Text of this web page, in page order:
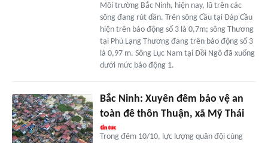
Môi trường Bắc Ninh, hiện nay, lũ trên các
sông đang rút dần. Trên sông Cầu tại Đáp Cầu
hiện trên báo động số 3 là 0,7m; sông Thương
tại Phủ Lạng Thương đang trên báo động số 3
là 0,97 m. Sông Lục Nam tại Đồi Ngô đã xuống
dưới mức báo động 1.
Bắc Ninh: Xuyên đêm bảo vệ an
toàn đê thôn Thuận, xã Mỹ Thái
Trong đêm 10/10, lực lượng quân đội cùng